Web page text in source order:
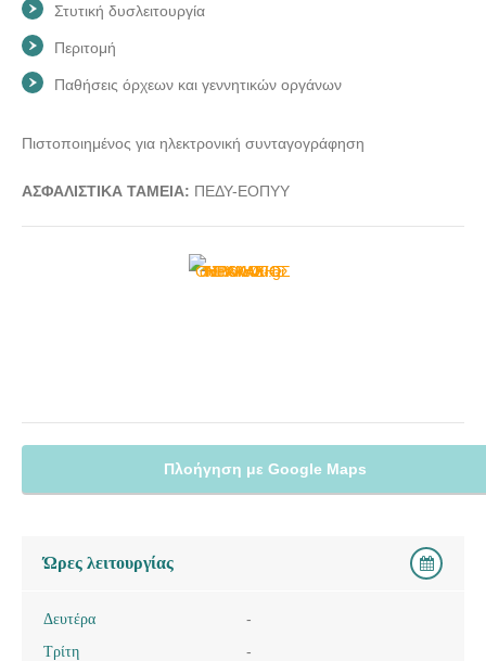
Στυτική δυσλειτουργία
Περιτομή
Παθήσεις όρχεων και γεννητικών οργάνων
Πιστοποιημένος για ηλεκτρονική συνταγογράφηση
ΑΣΦΑΛΙΣΤΙΚΑ ΤΑΜΕΙΑ: ΠΕΔΥ-ΕΟΠΥΥ
Πλοήγηση με Google Maps
Ώρες λειτουργίας
Δευτέρα
-
Τρίτη
-